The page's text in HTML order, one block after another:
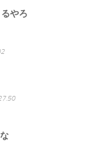
やろ